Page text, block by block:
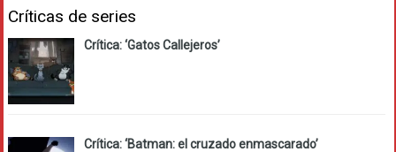
Críticas de series
Crítica: ‘Gatos Callejeros’
Crítica: ‘Batman: el cruzado enmascarado’